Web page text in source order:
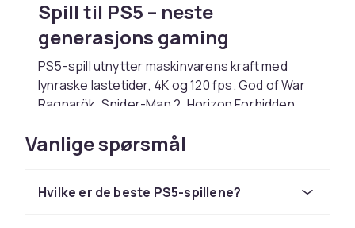
Spill til PS5 – neste
generasjons gaming
PS5-spill utnytter maskinvarens kraft med
lynraske lastetider, 4K og 120 fps. God of War
Ragnarök, Spider-Man 2, Horizon Forbidden
topeksempler. Med PlayStation Plus Extra og
Premium er hundrevis av PS5-spill inkludert i
Vanlige spørsmål
Hvilke er de beste PS5-spillene?